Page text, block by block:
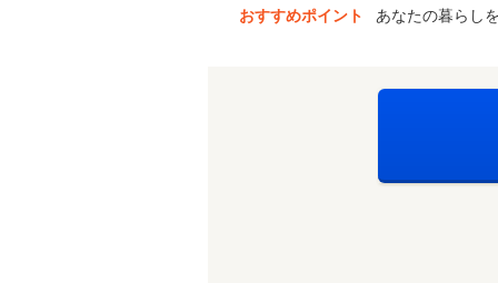
おすすめポイント あなたの暮らし